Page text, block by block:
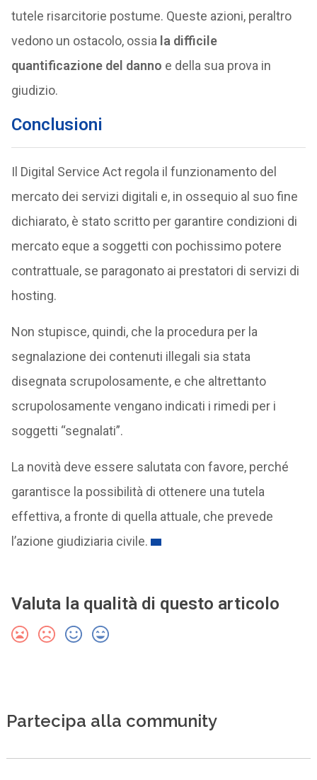
tutele risarcitorie postume. Queste azioni, peraltro
vedono un ostacolo, ossia la difficile
quantificazione del danno e della sua prova in
giudizio.
Conclusioni
Il Digital Service Act regola il funzionamento del
mercato dei servizi digitali e, in ossequio al suo fine
dichiarato, è stato scritto per garantire condizioni di
mercato eque a soggetti con pochissimo potere
contrattuale, se paragonato ai prestatori di servizi di
hosting.
Non stupisce, quindi, che la procedura per la
segnalazione dei contenuti illegali sia stata
disegnata scrupolosamente, e che altrettanto
scrupolosamente vengano indicati i rimedi per i
soggetti “segnalati”.
La novità deve essere salutata con favore, perché
garantisce la possibilità di ottenere una tutela
effettiva, a fronte di quella attuale, che prevede
l’azione giudiziaria civile.
Valuta la qualità di questo articolo
Partecipa alla community